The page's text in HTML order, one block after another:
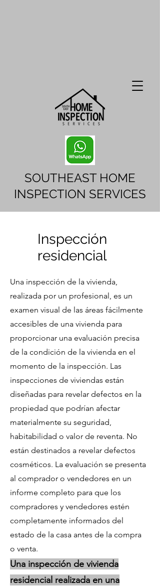
SOUTHEAST HOME
INSPECTION SERVICES
Inspección
residencial
Una inspección de la vivienda,
realizada por un profesional, es un
examen visual de las áreas fácilmente
accesibles de una vivienda para
proporcionar una evaluación precisa
de la condición de la vivienda en el
momento de la inspección. Las
inspecciones de viviendas están
diseñadas para revelar defectos en la
propiedad que podrían afectar
materialmente su seguridad,
habitabilidad o valor de reventa. No
están destinados a revelar defectos
cosméticos. La evaluación se presenta
al comprador o vendedores en un
informe completo para que los
compradores y vendedores estén
completamente informados del
estado de la casa antes de la compra
o venta.
Una inspección de vivienda
residencial realizada en una